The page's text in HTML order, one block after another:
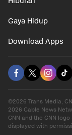
Gaya Hidup
Download Apps
©2026 Trans Media,
2026 Cable News
CNN and the CNN
displayed with